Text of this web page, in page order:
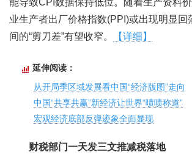
能导致CPI数据保持低位。随着生产资料
业生产者出厂价格指数(PPI)或出现明显回
间的“剪刀差”有望收窄。
【详细】
延伸阅读：
从开局季区域发展看中国“经济版图”走向
中国“共享共赢”新经济让世界“啧啧称道”
宏观经济底部反弹迹象全面显现
财税部门一天发三文推减税落地